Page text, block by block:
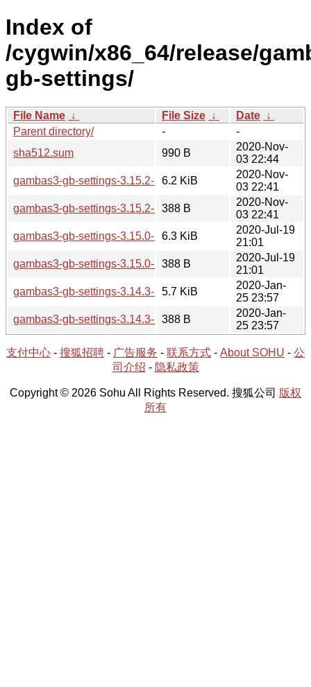
Index of
/cygwin/x86_64/release/
gb-settings/
File Name ↓ File Size ↓ Date ↓
Parent directory/
-
-
sha512.sum
990 B
2020-Nov-
03 22:44
gambas3-gb-settings-3.15.2-1.tar.xz
6.2 KiB
2020-Nov-
03 22:41
gambas3-gb-settings-3.15.2-1.hint
388 B
2020-Nov-
03 22:41
gambas3-gb-settings-3.15.0-1.tar.xz
6.3 KiB
2020-Jul-19
21:01
gambas3-gb-settings-3.15.0-1.hint
388 B
2020-Jul-19
21:01
gambas3-gb-settings-3.14.3-1.tar.xz
5.7 KiB
2020-Jan-
25 23:57
gambas3-gb-settings-3.14.3-1.hint
388 B
2020-Jan-
25 23:57
支付中心 - 搜狐招聘 - 广告服务 - 联系方式 - About SOHU - 公
司介绍 - 隐私政策
Copyright © 2026 Sohu All Rights Reserved. 搜狐公司 版权
所有